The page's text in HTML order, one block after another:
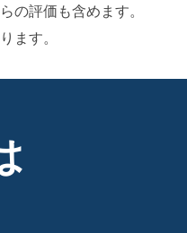
の評価も含めます。
ます。